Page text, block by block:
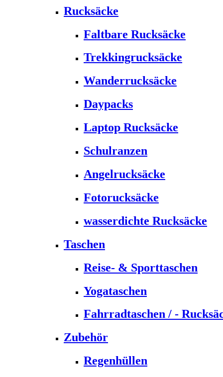
Rucksäcke
Faltbare Rucksäcke
Trekkingrucksäcke
Wanderrucksäcke
Daypacks
Laptop Rucksäcke
Schulranzen
Angelrucksäcke
Fotorucksäcke
wasserdichte Rucksäcke
Taschen
Reise- & Sporttaschen
Yogataschen
Fahrradtaschen / -
Zubehör
Regenhüllen